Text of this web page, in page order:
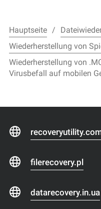
Hauptseite
Wiederherstellung von
Wiederherstellung von
Virusbefall auf mobilen
filerecovery.pl
datarecovery.in.ua